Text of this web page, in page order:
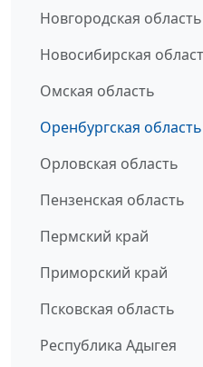
Новгородская область
Новосибирская
Омская область
Оренбургская область
Орловская область
Пензенская область
Пермский край
Приморский край
Псковская область
Республика Адыгея